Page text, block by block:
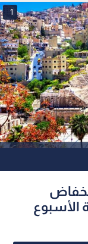
1
الأسبوع